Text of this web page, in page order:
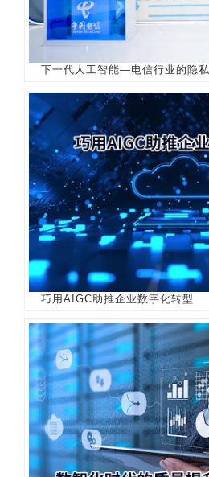
下一代人工智能—电信行业的隐私
巧用AIGC助推企业数字化转型